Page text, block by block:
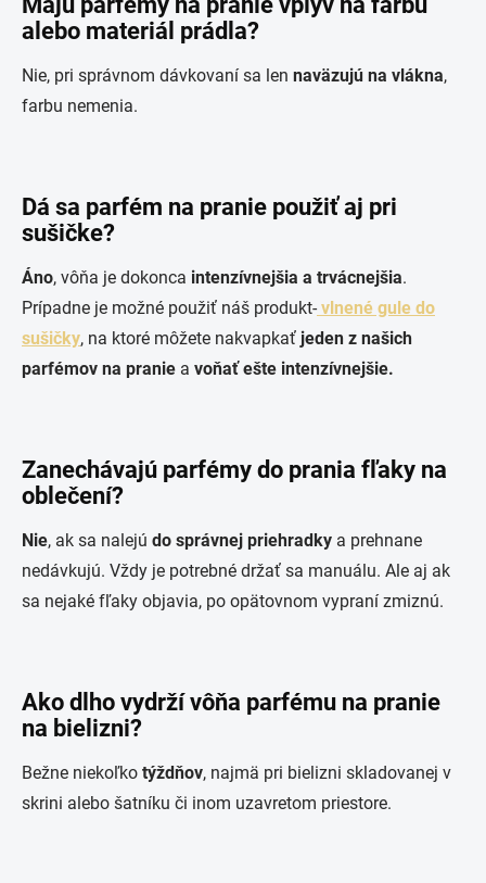
alebo materiál prádla?
Nie, pri správnom dávkovaní sa len naväzujú na vlákna,
farbu nemenia.
Dá sa parfém na pranie použiť aj pri
sušičke?
Áno, vôňa je dokonca intenzívnejšia a trvácnejšia.
Prípadne je možné použiť náš produkt-vlnené gule do
sušičky, na ktoré môžete nakvapkať jeden z našich
parfémov na pranie a voňať ešte intenzívnejšie.
Zanechávajú parfémy do prania fľaky na
oblečení?
Nie, ak sa nalejú do správnej priehradky a prehnane
nedávkujú. Vždy je potrebné držať sa manuálu. Ale aj ak
sa nejaké fľaky objavia, po opätovnom vypraní zmiznú.
Ako dlho vydrží vôňa parfému na pranie
na bielizni?
Bežne niekoľko týždňov, najmä pri bielizni skladovanej v
skrini alebo šatníku či inom uzavretom priestore.